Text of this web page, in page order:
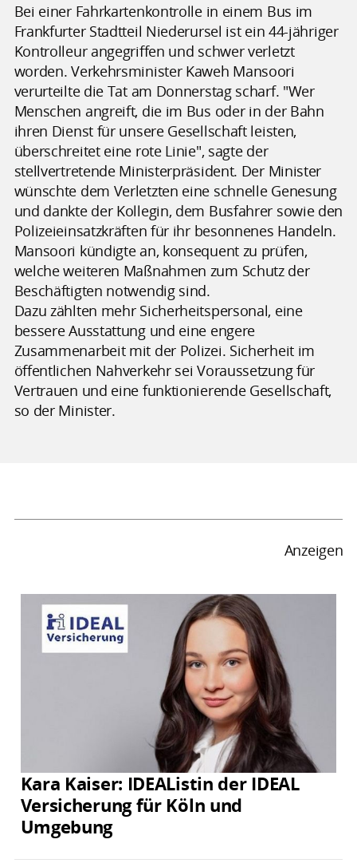
Bei einer Fahrkartenkontrolle in einem Bus im
Frankfurter Stadtteil Niederursel ist ein 44-jähriger
Kontrolleur angegriffen und schwer verletzt
worden. Verkehrsminister Kaweh Mansoori
verurteilte die Tat am Donnerstag scharf. "Wer
Menschen angreift, die im Bus oder in der Bahn
ihren Dienst für unsere Gesellschaft leisten,
überschreitet eine rote Linie", sagte der
stellvertretende Ministerpräsident. Der Minister
wünschte dem Verletzten eine schnelle Genesung
und dankte der Kollegin, dem Busfahrer sowie den
Polizeieinsatzkräften für ihr besonnenes Handeln.
Mansoori kündigte an, konsequent zu prüfen,
welche weiteren Maßnahmen zum Schutz der
Beschäftigten notwendig sind.
Dazu zählten mehr Sicherheitspersonal, eine
bessere Ausstattung und eine engere
Zusammenarbeit mit der Polizei. Sicherheit im
öffentlichen Nahverkehr sei Voraussetzung für
Vertrauen und eine funktionierende Gesellschaft,
so der Minister.
Anzeigen
Kara Kaiser: IDEAListin der IDEAL
Versicherung für Köln und
Umgebung